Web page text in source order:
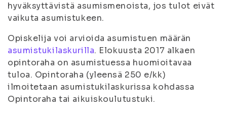
hyväksyttävistä asumismenoista, jos tulot eivät
vaikuta asumistukeen.
Opiskelija voi arvioida asumistuen määrän
asumistukilaskurilla. Elokuusta 2017 alkaen
opintoraha on asumistuessa huomioitavaa
tuloa. Opintoraha (yleensä 250 e/kk)
ilmoitetaan asumistukilaskurissa kohdassa
Opintoraha tai aikuiskoulutustuki.